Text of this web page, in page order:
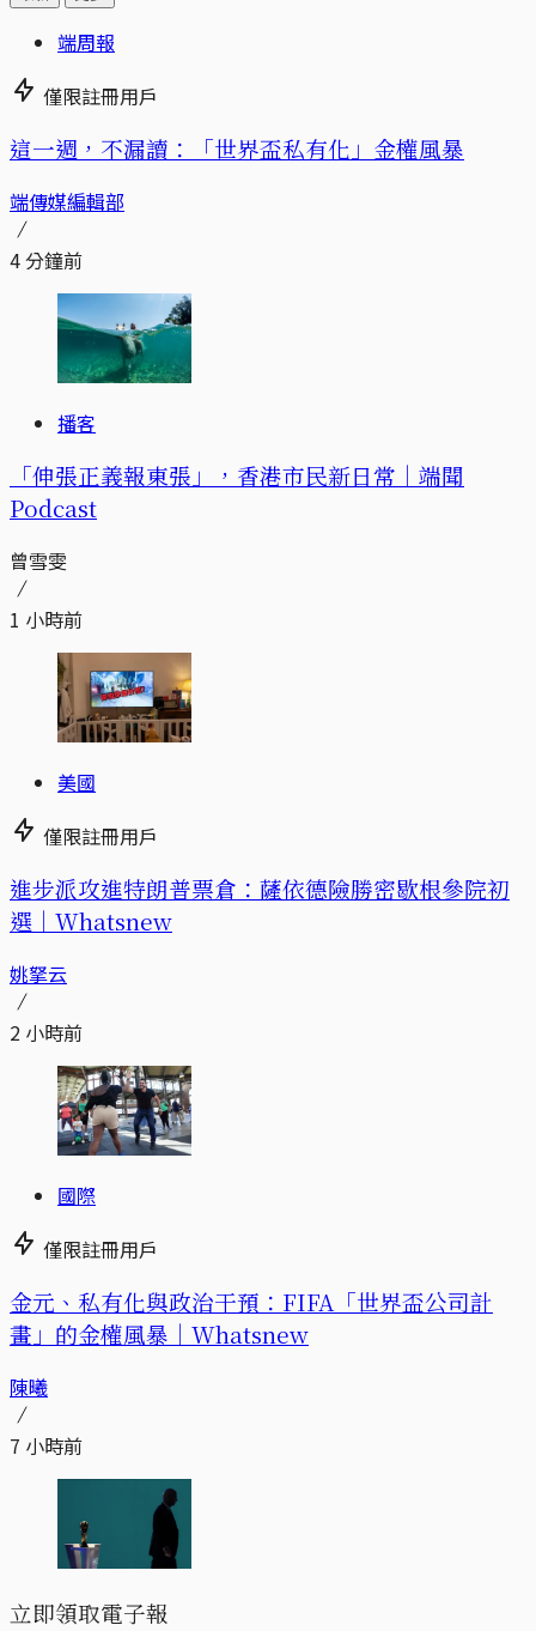
端周報
僅限註冊用戶
這一週，不漏讀：「世界盃私有化」金權風暴
端傳媒編輯部
4 分鐘前
播客
「伸張正義報東張」，香港市民新日常｜端聞
Podcast
曾雪雯
1 小時前
美國
僅限註冊用戶
進步派攻進特朗普票倉：薩依德險勝密歇根參院初
選｜Whatsnew
姚拏云
2 小時前
國際
僅限註冊用戶
金元、私有化與政治干預：FIFA「世界盃公司計
畫」的金權風暴｜Whatsnew
陳曦
7 小時前
立即領取電子報